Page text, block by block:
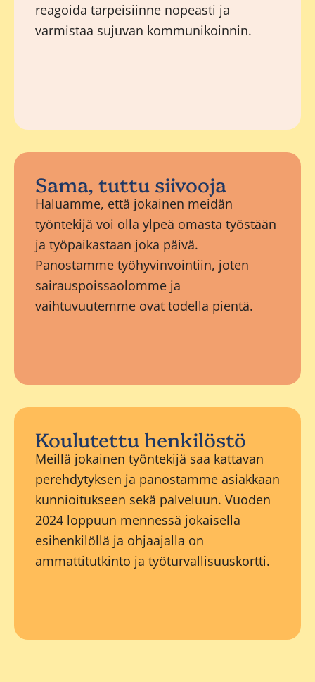
reagoida tarpeisiinne nopeasti ja
varmistaa sujuvan kommunikoinnin.
Sama, tuttu siivooja
Haluamme, että jokainen meidän
työntekijä voi olla ylpeä omasta työstään
ja työpaikastaan joka päivä.
Panostamme työhyvinvointiin, joten
sairauspoissaolomme ja
vaihtuvuutemme ovat todella pientä.
Koulutettu henkilöstö
Meillä jokainen työntekijä saa kattavan
perehdytyksen ja panostamme asiakkaan
kunnioitukseen sekä palveluun. Vuoden
2024 loppuun mennessä jokaisella
esihenkilöllä ja ohjaajalla on
ammattitutkinto ja työturvallisuuskortti.